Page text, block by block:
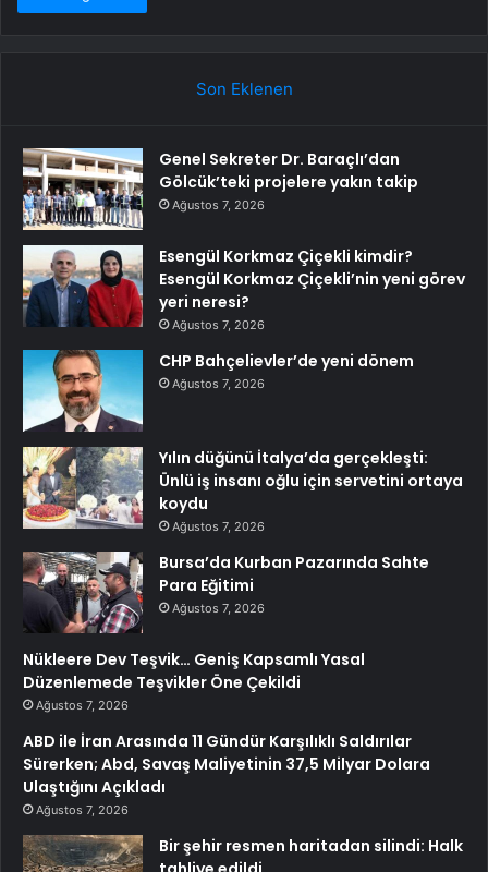
Son Eklenen
Genel Sekreter Dr. Baraçlı’dan
Gölcük’teki projelere yakın takip
Ağustos 7, 2026
Esengül Korkmaz Çiçekli kimdir?
Esengül Korkmaz Çiçekli’nin yeni görev
yeri neresi?
Ağustos 7, 2026
CHP Bahçelievler’de yeni dönem
Ağustos 7, 2026
Yılın düğünü İtalya’da gerçekleşti:
Ünlü iş insanı oğlu için servetini ortaya
koydu
Ağustos 7, 2026
Bursa’da Kurban Pazarında Sahte
Para Eğitimi
Ağustos 7, 2026
Nükleere Dev Teşvik… Geniş Kapsamlı Yasal
Düzenlemede Teşvikler Öne Çekildi
Ağustos 7, 2026
ABD ile İran Arasında 11 Gündür Karşılıklı Saldırılar
Sürerken; Abd, Savaş Maliyetinin 37,5 Milyar Dolara
Ulaştığını Açıkladı
Ağustos 7, 2026
Bir şehir resmen haritadan silindi: Halk